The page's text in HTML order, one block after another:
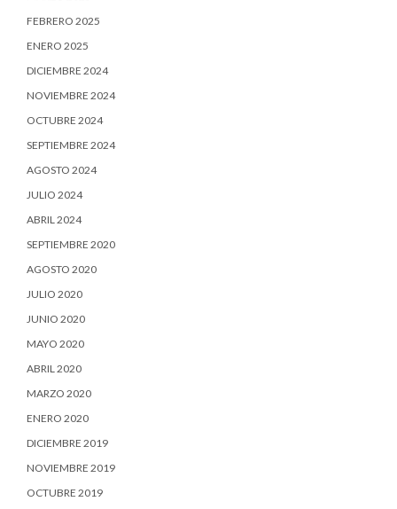
FEBRERO 2025
ENERO 2025
DICIEMBRE 2024
NOVIEMBRE 2024
OCTUBRE 2024
SEPTIEMBRE 2024
AGOSTO 2024
JULIO 2024
ABRIL 2024
SEPTIEMBRE 2020
AGOSTO 2020
JULIO 2020
JUNIO 2020
MAYO 2020
ABRIL 2020
MARZO 2020
ENERO 2020
DICIEMBRE 2019
NOVIEMBRE 2019
OCTUBRE 2019